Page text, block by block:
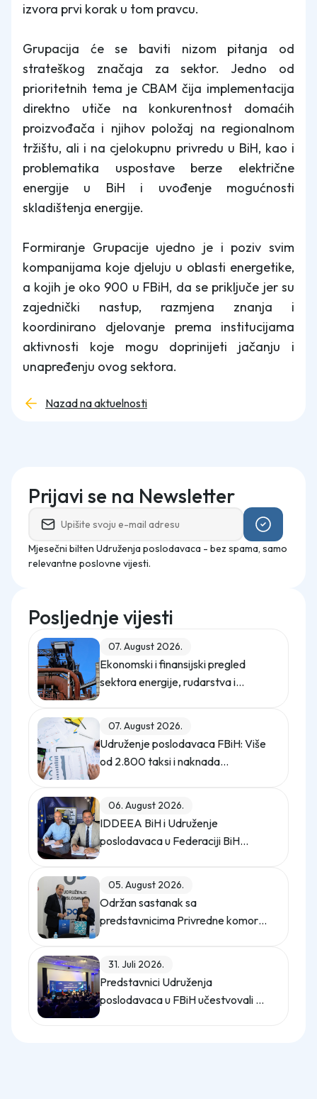
izvora prvi korak u tom pravcu.
Grupacija će se baviti nizom pitanja od
strateškog značaja za sektor. Jedno od
prioritetnih tema je CBAM čija implementacija
direktno utiče na konkurentnost domaćih
proizvođača i njihov položaj na regionalnom
tržištu, ali i na cjelokupnu privredu u BiH, kao i
problematika uspostave berze električne
energije u BiH i uvođenje mogućnosti
skladištenja energije.
Formiranje Grupacije ujedno je i poziv svim
kompanijama koje djeluju u oblasti energetike,
a kojih je oko 900 u FBiH, da se priključe jer su
zajednički nastup, razmjena znanja i
koordinirano djelovanje prema institucijama
aktivnosti koje mogu doprinijeti jačanju i
unapređenju ovog sektora.
Nazad na aktuelnosti
Prijavi se na Newsletter
Mjesečni bilten Udruženja poslodavaca - bez spama, samo
relevantne poslovne vijesti.
Posljednje vijesti
07. August 2026.
Ekonomski i finansijski pregled
sektora energije, rudarstva i
07. August 2026.
Udruženje poslodavaca FBiH: Više
od 2.800 taksi i naknada
06. August 2026.
IDDEEA BiH i Udruženje
poslodavaca u Federaciji BiH
05. August 2026.
Održan sastanak sa
predstavnicima Privredne komore
31. Juli 2026.
Predstavnici Udruženja
poslodavaca u FBiH učestvovali na